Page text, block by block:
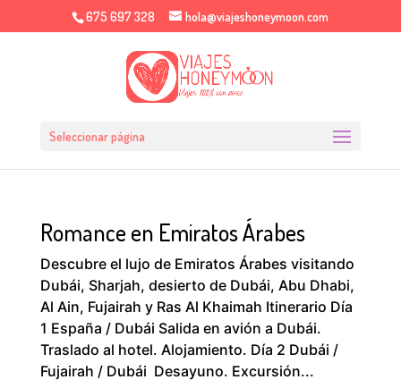
675 697 328 hola@viajeshoneymoon.com
Seleccionar página
Romance en Emiratos Árabes
Descubre el lujo de Emiratos Árabes visitando
Dubái, Sharjah, desierto de Dubái, Abu Dhabi,
Al Ain, Fujairah y Ras Al Khaimah Itinerario Día
1 España / Dubái Salida en avión a Dubái.
Traslado al hotel. Alojamiento. Día 2 Dubái /
Fujairah / Dubái Desayuno. Excursión...